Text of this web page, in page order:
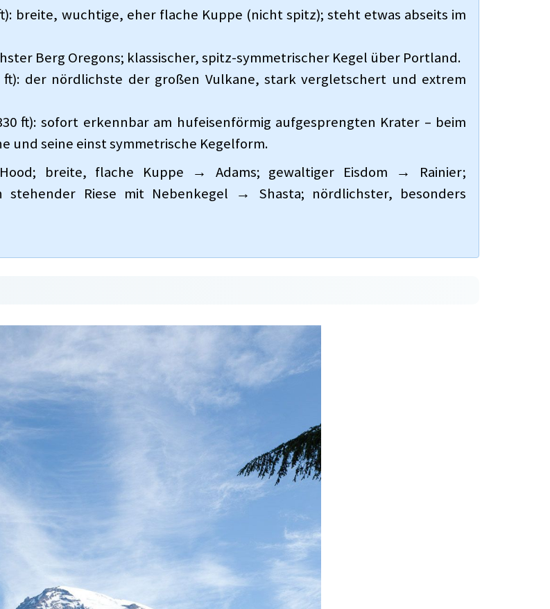
ft): breite, wuchtige, eher flache Kuppe (nicht spitz); steht etwas abseits im
Berg Oregons; klassischer, spitz-symmetrischer Kegel über Portland.
ft): der nördlichste der großen Vulkane, stark vergletschert und extrem
ft): sofort erkennbar am hufeisenförmig aufgesprengten Krater – beim
und seine einst symmetrische Kegelform.
breite, flache Kuppe → Adams; gewaltiger Eisdom → Rainier;
Riese mit Nebenkegel → Shasta; nördlichster, besonders